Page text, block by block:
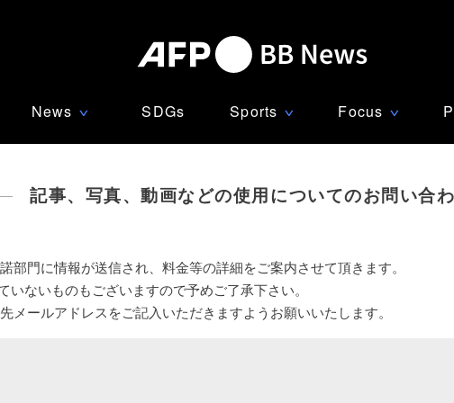
News ∨ SDGs Sports ∨ Focus ∨
記事、写真、動画などの使用についてのお問い合
部門に情報が送信され、料金等の詳細をご案内させて頂きます。
いないものもございますので予めご了承下さい。
メールアドレスをご記入いただきますようお願いいたします。